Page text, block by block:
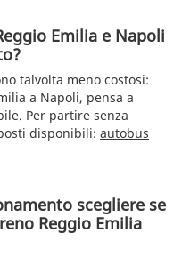
Emilia e Napoli
talvolta meno costosi:
a Napoli, pensa a
Per partire senza
disponibili: autobus
scegliere se
Reggio Emilia